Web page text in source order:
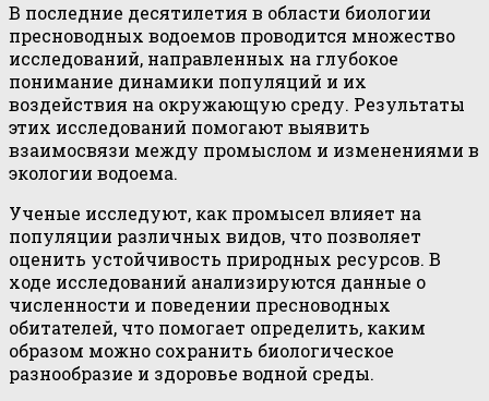
В последние десятилетия в области биологии
пресноводных водоемов проводится множество
исследований, направленных на глубокое
понимание динамики популяций и их
воздействия на окружающую среду. Результаты
этих исследований помогают выявить
взаимосвязи между промыслом и изменениями в
экологии водоема.
Ученые исследуют, как промысел влияет на
популяции различных видов, что позволяет
оценить устойчивость природных ресурсов. В
ходе исследований анализируются данные о
численности и поведении пресноводных
обитателей, что помогает определить, каким
образом можно сохранить биологическое
разнообразие и здоровье водной среды.